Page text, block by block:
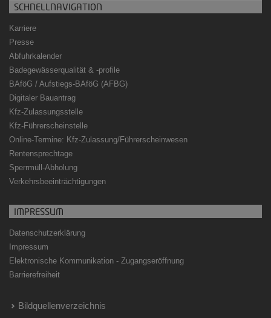
SCHNELLNAVIGATION
Karriere
Presse
Abfuhrkalender
Badegewässerqualität & -profile
BAföG / Aufstiegs-BAföG (AFBG)
Digitaler Bauantrag
Kfz-Zulassungsstelle
Kfz-Führerscheinstelle
Online-Termine: Kfz-Zulassung/Führerscheinwesen
Rentensprechtage
Sperrmüll-Abholung
Verkehrsbeeinträchtigungen
IMPRESSUM
Datenschutzerklärung
Impressum
Elektronische Kommunikation - Zugangseröffnung
Barrierefreiheit
Bildquellenverzeichnis